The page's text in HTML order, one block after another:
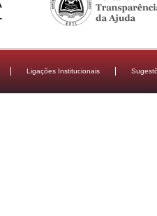
Ligações Institucionais